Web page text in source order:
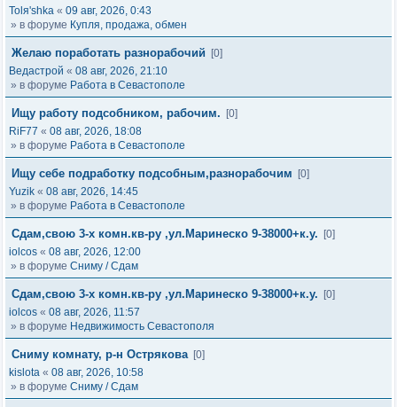
Tolя'shka « 09 авг, 2026, 0:43
» в форуме Купля, продажа, обмен
Желаю поработать разнорабочий
[0]
Ведастрой « 08 авг, 2026, 21:10
» в форуме Работа в Севастополе
Ищу работу подсобником, рабочим.
[0]
RiF77 « 08 авг, 2026, 18:08
» в форуме Работа в Севастополе
Ищу себе подработку подсобным,разнорабочим
[0]
Yuzik « 08 авг, 2026, 14:45
» в форуме Работа в Севастополе
Сдам,свою 3-х комн.кв-ру ,ул.Маринеско 9-38000+к.у.
[0]
iolcos « 08 авг, 2026, 12:00
» в форуме Сниму / Сдам
Сдам,свою 3-х комн.кв-ру ,ул.Маринеско 9-38000+к.у.
[0]
iolcos « 08 авг, 2026, 11:57
» в форуме Недвижимость Севастополя
Сниму комнату, р-н Острякова [0]
kislota « 08 авг, 2026, 10:58
» в форуме Сниму / Сдам